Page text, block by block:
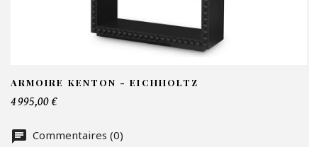
ARMOIRE KENTON - EICHHOLTZ
4 995,00 €
Commentaires (0)